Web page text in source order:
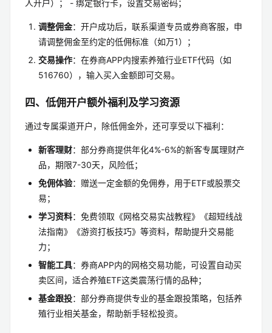
人开户）； - 绑定银行卡，设置交易密码；
调整佣金：开户成功后，联系渠道专员或券商客服，申
请调整佣金至约定的低佣标准（如万1）；
交易操作：在券商APP内搜索养殖行业ETF代码（如
516760），输入买入金额即可交易。
四、低佣开户额外福利及学习资源
通过专属渠道开户，除低佣金外，还可享受以下福利：
新客理财：部分券商提供年化4%-6%的新客专属理财产
品，期限7-30天，风险低；
免佣体验：赠送一定金额的免佣券，用于ETF或股票交
易；
学习资料：免费领取《网格交易实战教程》《超短线战
法指南》《游资打板技巧》等资料，帮助提升交易能
力；
智能工具：券商APP内的网格交易功能，可设置自动买
卖区间，适合养殖ETF这类震荡行情的品种；
基金跟投：部分券商提供专业的基金跟投策略，包括养
殖行业相关基金，帮助新手轻松投资。